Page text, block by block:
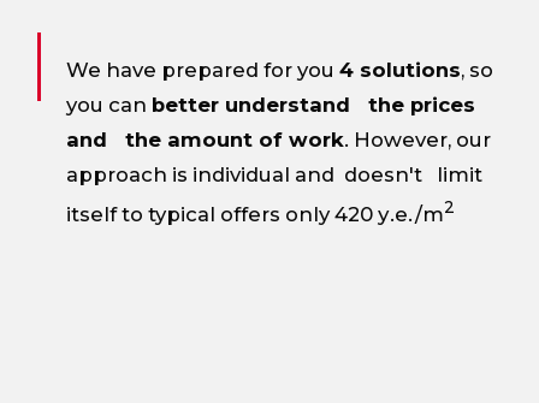
We have prepared for you4 solutions, so
you can better understand the prices
and the amount of work. However, our
approach is individual and doesn't limit
itself to typical offers only 420 у.е./m2